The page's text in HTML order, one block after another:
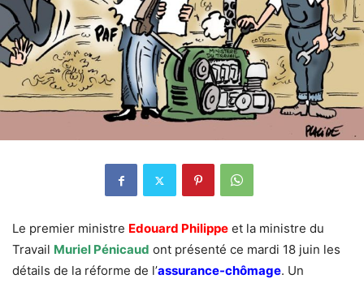
Le premier ministre Edouard Philippe et la ministre du
Travail Muriel Pénicaud ont présenté ce mardi 18 juin les
détails de la réforme de l’assurance-chômage. Un